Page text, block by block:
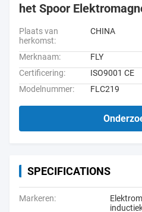
het Spoor
Plaats van
herkomst:
CHINA
Merknaam:
FLY
Certificering:
ISO9001 CE
Modelnummer:
FLC219
SPECIFICATIONS
Markeren: